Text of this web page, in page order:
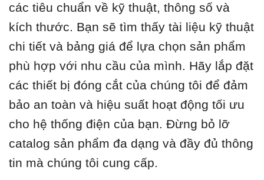
các tiêu chuẩn về kỹ thuật, thông số và
kích thước. Bạn sẽ tìm thấy tài liệu kỹ thuật
chi tiết và bảng giá để lựa chọn sản phẩm
phù hợp với nhu cầu của mình. Hãy lắp đặt
các thiết bị đóng cắt của chúng tôi để đảm
bảo an toàn và hiệu suất hoạt động tối ưu
cho hệ thống điện của bạn. Đừng bỏ lỡ
catalog sản phẩm đa dạng và đầy đủ thông
tin mà chúng tôi cung cấp.